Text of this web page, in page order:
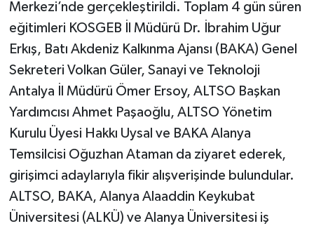
Merkezi’nde gerçekleştirildi. Toplam 4 gün süren
eğitimleri KOSGEB İl Müdürü Dr. İbrahim Uğur
Erkış, Batı Akdeniz Kalkınma Ajansı (BAKA) Genel
Sekreteri Volkan Güler, Sanayi ve Teknoloji
Antalya İl Müdürü Ömer Ersoy, ALTSO Başkan
Yardımcısı Ahmet Paşaoğlu, ALTSO Yönetim
Kurulu Üyesi Hakkı Uysal ve BAKA Alanya
Temsilcisi Oğuzhan Ataman da ziyaret ederek,
girişimci adaylarıyla fikir alışverişinde bulundular.
ALTSO, BAKA, Alanya Alaaddin Keykubat
Üniversitesi (ALKÜ) ve Alanya Üniversitesi iş